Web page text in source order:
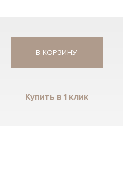
В КОРЗИНУ
Купить в 1 клик